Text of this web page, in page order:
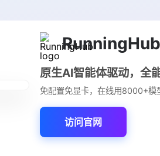
RunningHub
原生AI智能体驱动，全
免配置免显卡，在线用8000+模
访问官网